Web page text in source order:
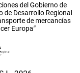
del Gobierno de
Desarrollo Regional
de mercancías
Europa”